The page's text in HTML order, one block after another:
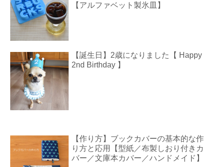
【アルファベット製氷皿】
【誕生日】2歳になりました【 Happy
2nd Birthday 】
【作り方】ブックカバーの基本的な作
り方と応用【型紙／布製しおり付きカ
バー／文庫本カバー／ハンドメイド】